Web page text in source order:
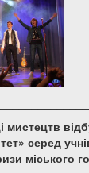
мистецтв
серед
міського